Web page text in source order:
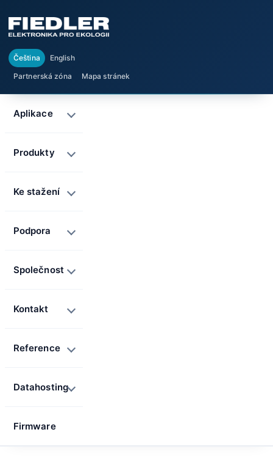
Čeština
English
Partnerská zóna
Mapa stránek
Aplikace
Produkty
Ke stažení
Podpora
Společnost
Kontakt
Reference
Datahosting
Firmware